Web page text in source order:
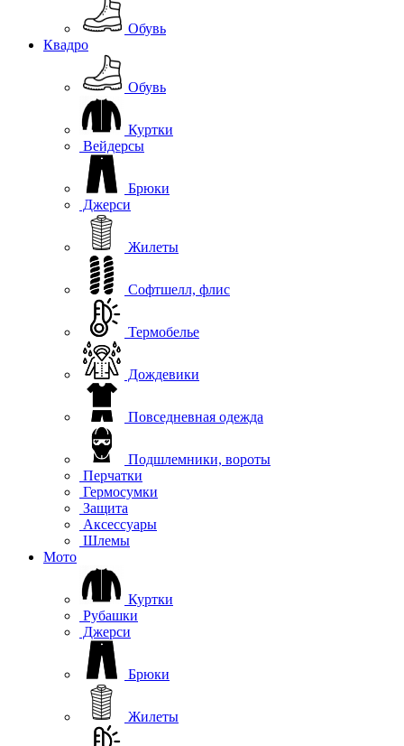
Обувь
Квадро
Обувь
Куртки
Вейдерсы
Брюки
Джерси
Жилеты
Софтшелл, флис
Термобелье
Дождевики
Повседневная одежда
Подшлемники, вороты
Перчатки
Гермосумки
Защита
Аксессуары
Шлемы
Мото
Куртки
Рубашки
Джерси
Брюки
Жилеты